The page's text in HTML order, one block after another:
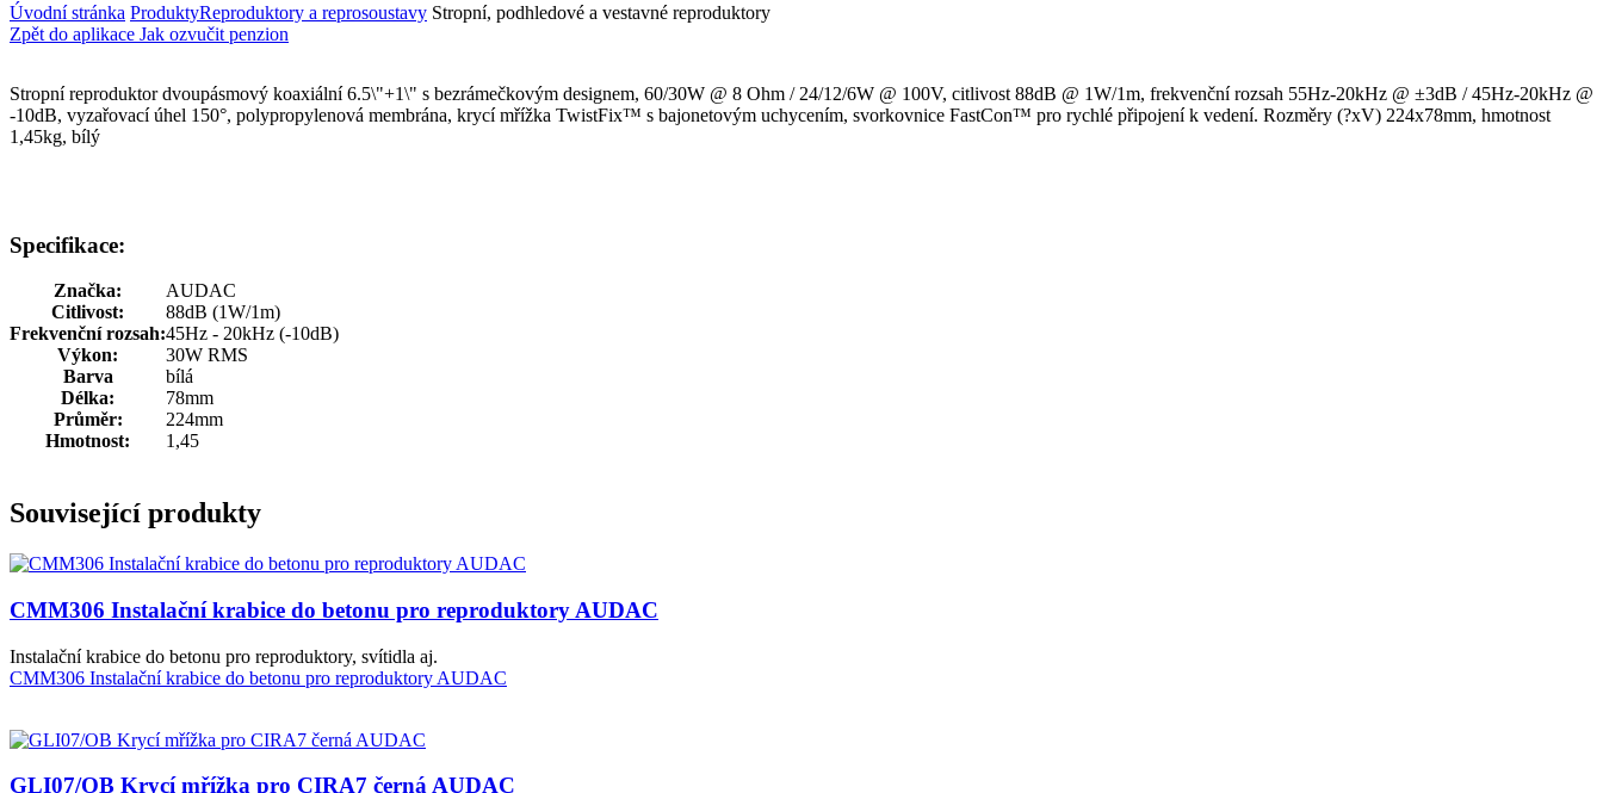
Úvodní stránka ProduktyReproduktory a reprosoustavy Stropní, podhledové a vestavné reproduktory
Zpět do aplikace Jak ozvučit penzion
Stropní reproduktor dvoupásmový koaxiální 6.5\"+1\" s bezrámečkovým designem, 60/30W @ 8 Ohm / 24/12/6W @ 100V, citlivost 88dB @ 1W/1m, frekvenční rozsah 55Hz-20kHz @ ±3dB / 45Hz-20kHz @
-10dB, vyzařovací úhel 150°, polypropylenová membrána, krycí mřížka TwistFix™ s bajonetovým uchycením, svorkovnice FastCon™ pro rychlé připojení k vedení. Rozměry (?xV) 224x78mm, hmotnost
1,45kg, bílý
Specifikace:
Značka:
AUDAC
Citlivost:
88dB (1W/1m)
Frekvenční rozsah:45Hz - 20kHz (-10dB)
Výkon:
30W RMS
Barva
bílá
Délka:
78mm
Průměr:
224mm
Hmotnost:
1,45
Související produkty
CMM306 Instalační krabice do betonu pro reproduktory AUDAC
Instalační krabice do betonu pro reproduktory, svítidla aj.
CMM306 Instalační krabice do betonu pro reproduktory AUDAC
GLI07/OB Krycí mřížka pro CIRA7 černá AUDAC